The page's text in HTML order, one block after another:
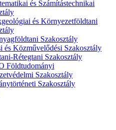
és Számítástechnikai
és Környezetföldtani
Szakosztály
és Közművelődési Szakosztály
Rétegtani Szakosztály
Földtudományi
Szakosztály
Szakosztály